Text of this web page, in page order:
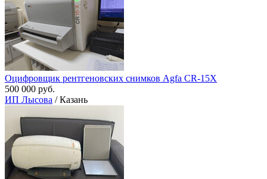
Оцифровщик рентгеновских снимков Agfa CR-15X
500 000 руб.
ИП Лысова / Казань